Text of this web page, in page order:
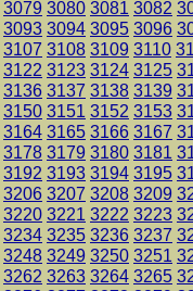
3079 3080 3081 3082
3093 3094 3095 3096
3107 3108 3109 3110
3122 3123 3124 3125
3136 3137 3138 3139
3150 3151 3152 3153
3164 3165 3166 3167
3178 3179 3180 3181
3192 3193 3194 3195
3206 3207 3208 3209
3220 3221 3222 3223
3234 3235 3236 3237
3248 3249 3250 3251
3262 3263 3264 3265